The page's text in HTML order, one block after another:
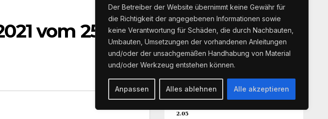
Der Betreiber der Website übernimmt keine Gewähr für
die Richtigkeit der angegebenen Informationen sowie
keine Verantwortung für Schäden, die durch Nachbauten,
Umbauten, Umsetzungen der vorhandenen Anleitungen
und/oder der unsachgemäßen Handhabung von Material
und/oder Werkzeug entstehen können.
Anpassen Alles ablehnen Alle akzeptieren
vom 25. –
Suche Innnerhalb Der
Webseite